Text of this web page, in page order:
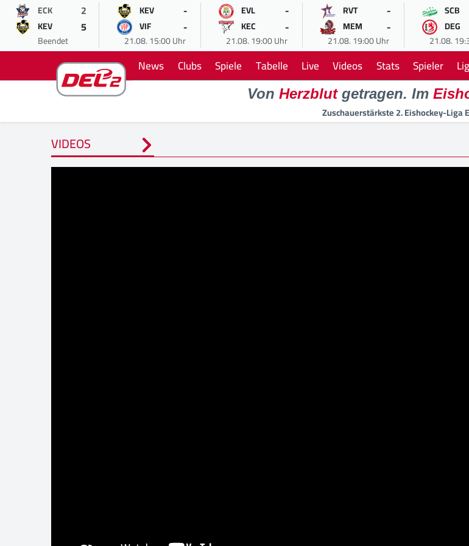
ECK 2
KEV 5
Beendet
KEV -
VIF -
21.08. 15:00 Uhr
EVL -
KEC -
21.08. 19:00 Uhr
RVT -
MEM -
21.08. 19:00 Uhr
SCB
DEG
21.08.
News Clubs Spiele Tabelle Live Videos Stats Spieler
Von Herzblutgetragen. Im
Zuschauerstärkste 2. Eishockey-Liga
VIDEOS